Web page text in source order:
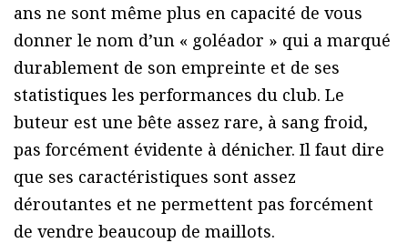
ans ne sont même plus en capacité de vous
donner le nom d’un « goléador » qui a marqué
durablement de son empreinte et de ses
statistiques les performances du club. Le
buteur est une bête assez rare, à sang froid,
pas forcément évidente à dénicher. Il faut dire
que ses caractéristiques sont assez
déroutantes et ne permettent pas forcément
de vendre beaucoup de maillots.